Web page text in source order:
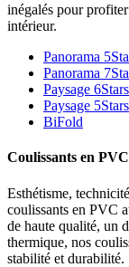
inégalés pour
intérieur.
Panorama
Panorama
Paysage 6Stars
Paysage 5Stars
BiFold
Coulissants en PVC
Esthétisme,
coulissants en PVC
de haute qualité, un
thermique, nos
stabilité et durabilité.